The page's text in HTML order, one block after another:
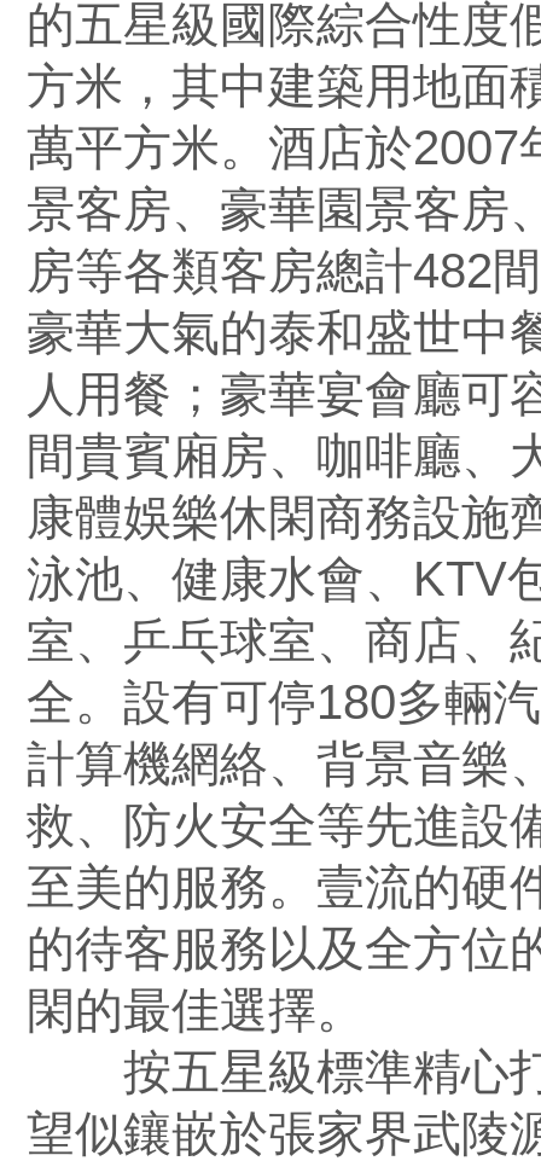
的五星級國際綜合性度
方米，其中建築用地面
萬平方米。酒店於
景客房、豪華園景客房
房等各類客房總計482
豪華大氣的泰和盛世中
人用餐；豪華宴會廳可
間貴賓廂房、咖啡廳、
康體娛樂休閑商務設施
泳池、健康水會、KTV
室、乒乓球室、商店、
全。設有可停180多輛
計算機網絡、背景音樂
救、防火安全等先進設
至美的服務。壹流的硬
的待客服務以及全方位
閑的最佳選擇。
按五星級標準精心打
望似鑲嵌於張家界武陵